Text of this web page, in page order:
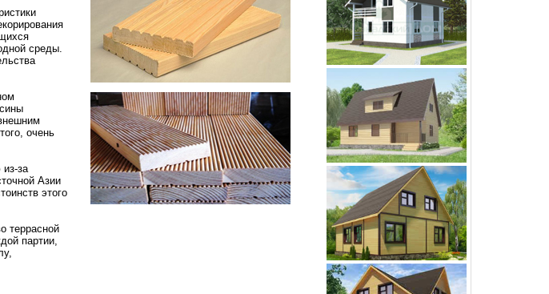
среды.
очень
за
Азии
этого
террасной
партии,